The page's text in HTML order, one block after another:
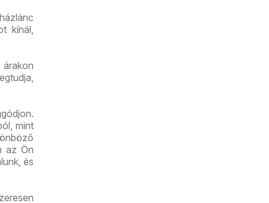
kínál,
árakon
mint
az Ön
és